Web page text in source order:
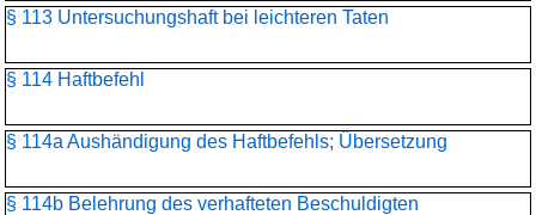
§ 113 Untersuchungshaft bei leichteren Taten
§ 114 Haftbefehl
§ 114a Aushändigung des Haftbefehls; Übersetzung
§ 114b Belehrung des verhafteten Beschuldigten